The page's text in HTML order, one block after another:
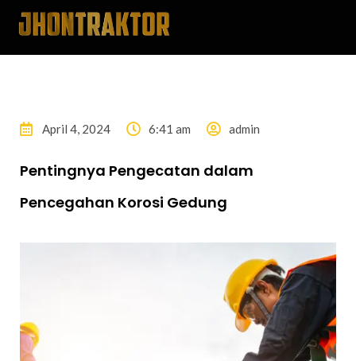
April 4, 2024 6:41 am admin
Pentingnya Pengecatan dalam
Pencegahan Korosi Gedung